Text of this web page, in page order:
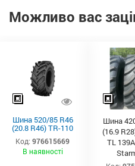
Можливо вас
Шина 520/85 R46
(20.8 R46) TR-110
TL 158A8/155B
Starmaxx
Код: 976615669
В наявності
Шина
(16.9
TL